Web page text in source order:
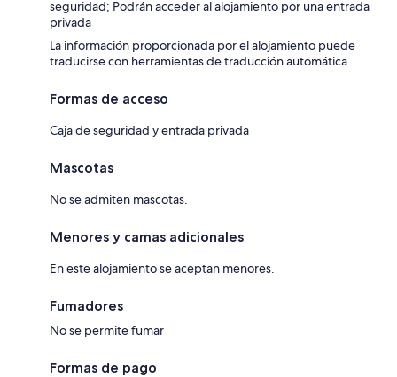
seguridad; Podrán acceder al alojamiento por una entrada
privada
La información proporcionada por el alojamiento puede
traducirse con herramientas de traducción automática
Formas de acceso
Caja de seguridad y entrada privada
Mascotas
No se admiten mascotas.
Menores y camas adicionales
En este alojamiento se aceptan menores.
Fumadores
No se permite fumar
Formas de pago